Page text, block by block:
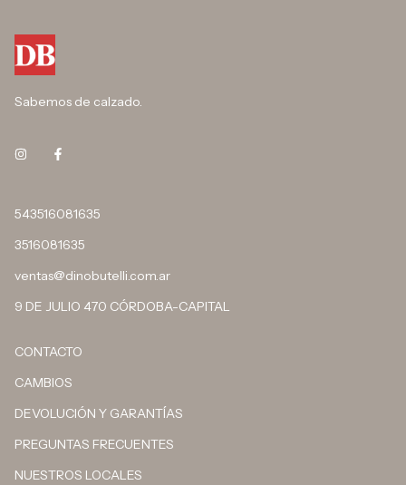
Sabemos de calzado.
543516081635
3516081635
ventas@dinobutelli.com.ar
9 DE JULIO 470 CÓRDOBA-CAPITAL
CONTACTO
CAMBIOS
DEVOLUCIÓN Y GARANTÍAS
PREGUNTAS FRECUENTES
NUESTROS LOCALES